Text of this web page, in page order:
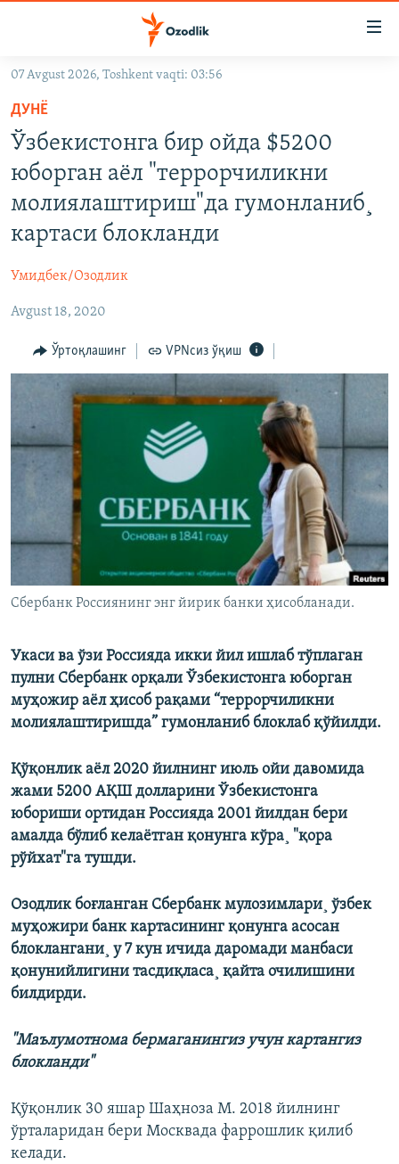
Асосий
навигацияга
ўтинг
Қидиришга
ўтинг
OZODVIDEO
OZODARXIV
На русском
Озодлик бошқа тилларда
07 Avgust 2026, Toshkent vaqti: 03:56
ДУНË
Ўзбекистонга бир ойда $5200
юборган аёл "террорчиликни
молиялаштириш"да гумонланиб¸
картаси блокланди
Умидбек/Озодлик
Avgust 18, 2020
Ўртоқлашинг VPNсиз ўқиш
Сбербанк Россиянинг энг йирик банки ҳисобланади.
Укаси ва ўзи Россияда икки йил ишлаб тўплаган
пулни Сбербанк орқали Ўзбекистонга юборган
муҳожир аёл ҳисоб рақами “террорчиликни
молиялаштиришда” гумонланиб блоклаб қўйилди.
Қўқонлик аëл 2020 йилнинг июль ойи давомида
жами 5200 АҚШ долларини Ўзбекистонга
юбориши ортидан Россияда 2001 йилдан бери
амалда бўлиб келаëтган қонунга кўра¸ "қора
рўйхат"га тушди.
Озодлик боғланган Сбербанк мулозимлари¸ ўзбек
муҳожири банк картасининг қонунга асосан
блоклангани¸ у 7 кун ичида даромади манбаси
қонунийлигини тасдиқласа¸ қайта очилишини
билдирди.
"Маълумотнома бермаганингиз учун картангиз
блокланди"
Қўқонлик 30 яшар Шаҳноза М. 2018 йилнинг
ўрталаридан бери Москвада фаррошлик қилиб
келади.